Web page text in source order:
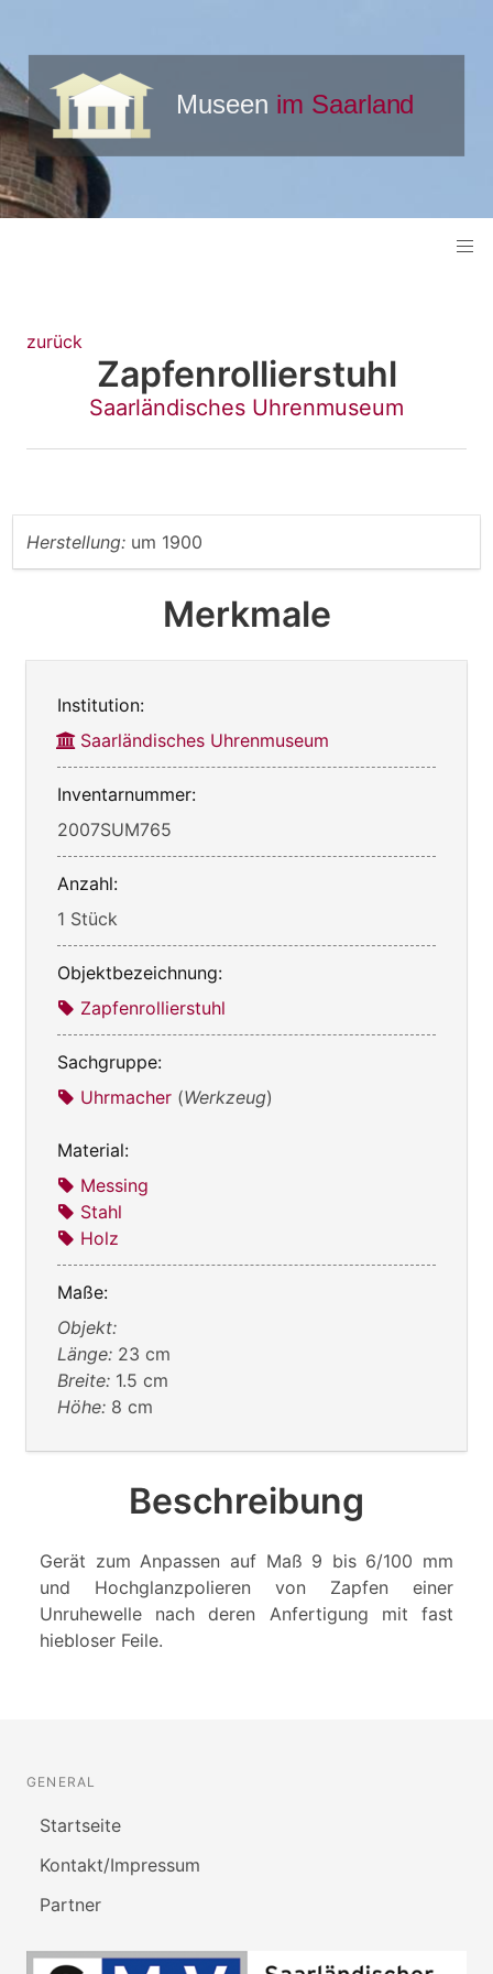
zurück
Zapfenrollierstuhl
Saarländisches Uhrenmuseum
Herstellung: um 1900
Merkmale
Institution:
Saarländisches Uhrenmuseum
Inventarnummer:
2007SUM765
Anzahl:
1 Stück
Objektbezeichnung:
Zapfenrollierstuhl
Sachgruppe:
Uhrmacher (Werkzeug)
Material:
Messing
Stahl
Holz
Maße:
Objekt:
Länge: 23 cm
Breite: 1.5 cm
Höhe: 8 cm
Beschreibung
Gerät zum Anpassen auf Maß 9 bis 6/100 mm
und Hochglanzpolieren von Zapfen einer
Unruhewelle nach deren Anfertigung mit fast
hiebloser Feile.
GENERAL
Startseite
Kontakt/Impressum
Partner